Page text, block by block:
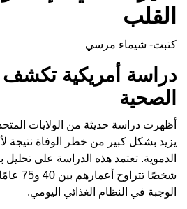
القلب
كتبت- شيماء مرسي
دراسة أمريكية تكشف
الصحية
أظهرت دراسة حديثة من الولايات
يزيد بشكل كبير من خطر الوفاة نتيجة
شخصًا
الوجبة في النظام الغذائي اليومي.